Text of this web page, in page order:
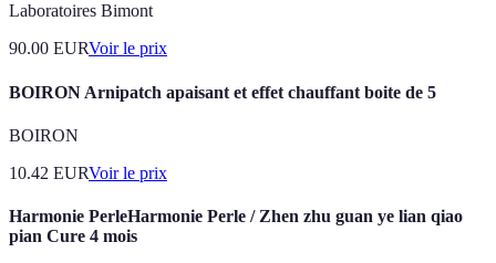
Laboratoires Bimont
90.00 EURVoir le prix
BOIRON Arnipatch apaisant et effet chauffant boite de 5
BOIRON
10.42 EURVoir le prix
Harmonie PerleHarmonie Perle / Zhen zhu guan ye lian qiao
pian Cure 4 mois